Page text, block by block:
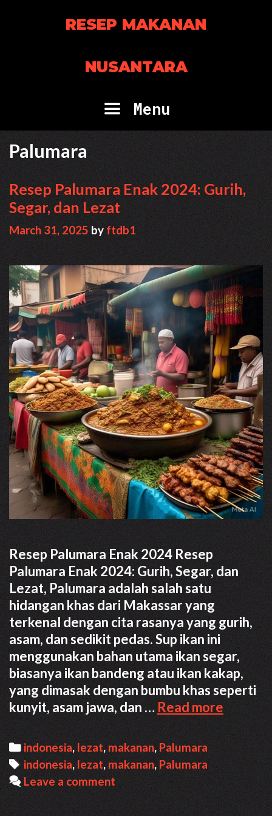
RESEP MAKANAN
NUSANTARA
Menu
Palumara
Resep Palumara Enak 2024: Gurih,
Segar, dan Lezat
March 31, 2025 by ftdb1
Resep Palumara Enak 2024 Resep
Palumara Enak 2024: Gurih, Segar, dan
Lezat, Palumara adalah salah satu
hidangan khas dari Makassar yang
terkenal dengan cita rasanya yang gurih,
asam, dan sedikit pedas. Sup ikan ini
menggunakan bahan utama ikan segar,
biasanya ikan bandeng atau ikan kakap,
yang dimasak dengan bumbu khas seperti
kunyit, asam jawa, dan … Read more Resep
Enak
2024:
Gurih,
Segar,
dan
Categories
indonesia, lezat, makanan,Palumara
Tags
indonesia, lezat, makanan, Palumara
Leave a comment